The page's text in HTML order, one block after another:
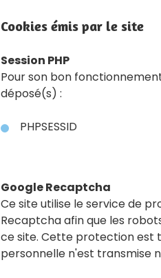
Cookies émis par le site
Session PHP
Pour son bon
déposé(s) :
PHPSESSID
Google Recaptcha
Ce site utilise le service de
Recaptcha afin que les
ce site. Cette protection est
personnelle n'est transmise